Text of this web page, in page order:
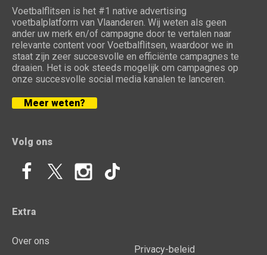
Voetbalflitsen is het #1 native advertising
voetbalplatform van Vlaanderen. Wij weten als geen
ander uw merk en/of campagne door te vertalen naar
relevante content voor Voetbalflitsen, waardoor we in
staat zijn zeer succesvolle en efficiënte campagnes te
draaien. Het is ook steeds mogelijk om campagnes op
onze succesvolle social media kanalen te lanceren.
Meer weten?
Volg ons
Extra
Over ons
Privacy-beleid